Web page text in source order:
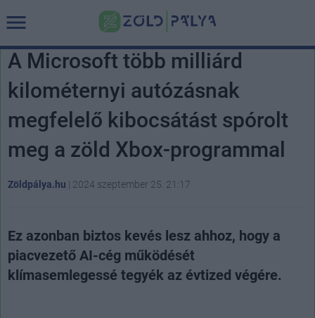
A Microsoft több milliárd
kilométernyi autózásnak
megfelelő kibocsátást spórolt
meg a zöld Xbox-programmal
Zöldpálya.hu | 2024 szeptember 25. 21:17
Ez azonban biztos kevés lesz ahhoz, hogy a
piacvezető AI-cég működését
klímasemlegessé tegyék az évtized végére.